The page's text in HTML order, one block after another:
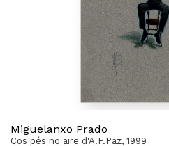
Miguelanxo Prado
Cos pés no aïre d'A.F.Paz, 1999